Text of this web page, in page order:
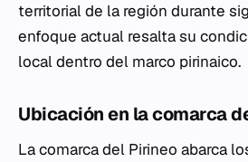
territorial de la región durante
enfoque actual resalta su
local dentro del marco pirinaico.
Ubicación en la comarca
La comarca del Pirineo abarca